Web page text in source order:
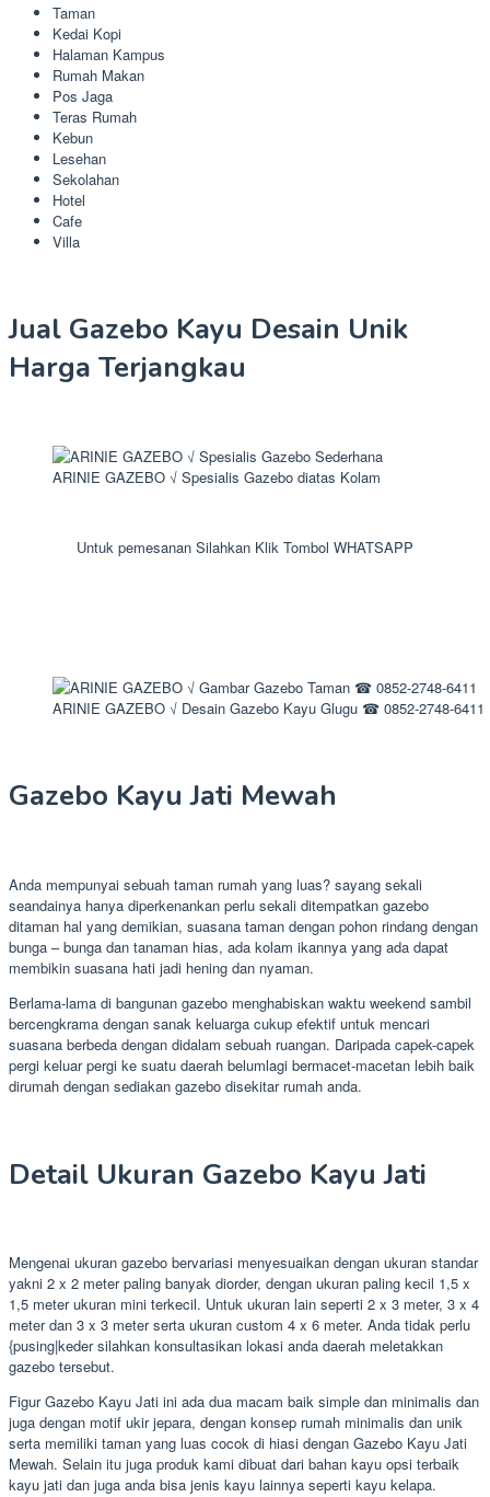
Taman
Kedai Kopi
Halaman Kampus
Rumah Makan
Pos Jaga
Teras Rumah
Kebun
Lesehan
Sekolahan
Hotel
Cafe
Villa
Jual Gazebo Kayu Desain Unik
Harga Terjangkau
ARINIE GAZEBO √ Spesialis Gazebo diatas Kolam
Untuk pemesanan Silahkan Klik Tombol WHATSAPP
ARINIE GAZEBO √ Desain Gazebo Kayu Glugu ☎ 0852-2748-6411
Gazebo Kayu Jati Mewah
Anda mempunyai sebuah taman rumah yang luas? sayang sekali
seandainya hanya diperkenankan perlu sekali ditempatkan gazebo
ditaman hal yang demikian, suasana taman dengan pohon rindang dengan
bunga – bunga dan tanaman hias, ada kolam ikannya yang ada dapat
membikin suasana hati jadi hening dan nyaman.
Berlama-lama di bangunan gazebo menghabiskan waktu weekend sambil
bercengkrama dengan sanak keluarga cukup efektif untuk mencari
suasana berbeda dengan didalam sebuah ruangan. Daripada capek-capek
pergi keluar pergi ke suatu daerah belumlagi bermacet-macetan lebih baik
dirumah dengan sediakan gazebo disekitar rumah anda.
Detail Ukuran Gazebo Kayu Jati
Mengenai ukuran gazebo bervariasi menyesuaikan dengan ukuran standar
yakni 2 x 2 meter paling banyak diorder, dengan ukuran paling kecil 1,5 x
1,5 meter ukuran mini terkecil. Untuk ukuran lain seperti 2 x 3 meter, 3 x 4
meter dan 3 x 3 meter serta ukuran custom 4 x 6 meter. Anda tidak perlu
{pusing|keder silahkan konsultasikan lokasi anda daerah meletakkan
gazebo tersebut.
Figur Gazebo Kayu Jati ini ada dua macam baik simple dan minimalis dan
juga dengan motif ukir jepara, dengan konsep rumah minimalis dan unik
serta memiliki taman yang luas cocok di hiasi dengan Gazebo Kayu Jati
Mewah. Selain itu juga produk kami dibuat dari bahan kayu opsi terbaik
kayu jati dan juga anda bisa jenis kayu lainnya seperti kayu kelapa.